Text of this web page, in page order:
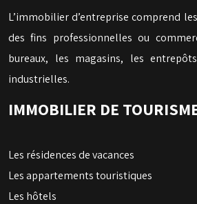
L’immobilier d’entreprise comprend
des fins professionnelles ou
bureaux, les magasins, les
industrielles.
IMMOBILIER DE
Les résidences de vacances
Les appartements touristiques
Les hôtels